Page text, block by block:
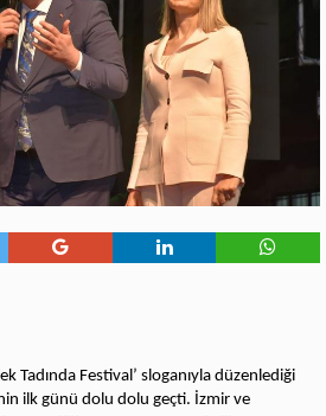
Tadında Festival’ sloganıyla düzenlediği
ilk günü dolu dolu geçti. İzmir ve